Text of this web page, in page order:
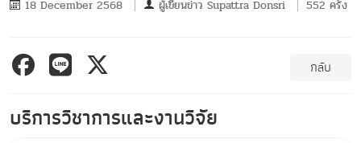
18 December 2568 ผู้เขียนข่าว Supattra Donsri 552 ครั้ง
กลับ
บริการวิชาการและงานวิจัย